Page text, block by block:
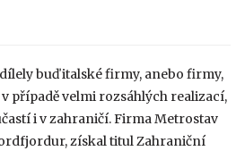
buď italské firmy, anebo firmy,
případě velmi rozsáhlých realizací,
i v zahraničí. Firma Metrostav
získal titul Zahraniční